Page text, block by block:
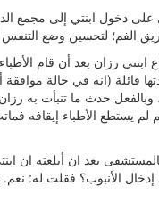
الهدهود بقوله: بعد مرور 5 ليالٍ على
ابنتي رزان بعد أن قام
قائلة (انه في حالة
حدث ما تنبأت به رزان
يستطع الأطباء إيقافه
بالمستشفى بعد ان أبلغته ان
الأنبوب؟ فقلت له: